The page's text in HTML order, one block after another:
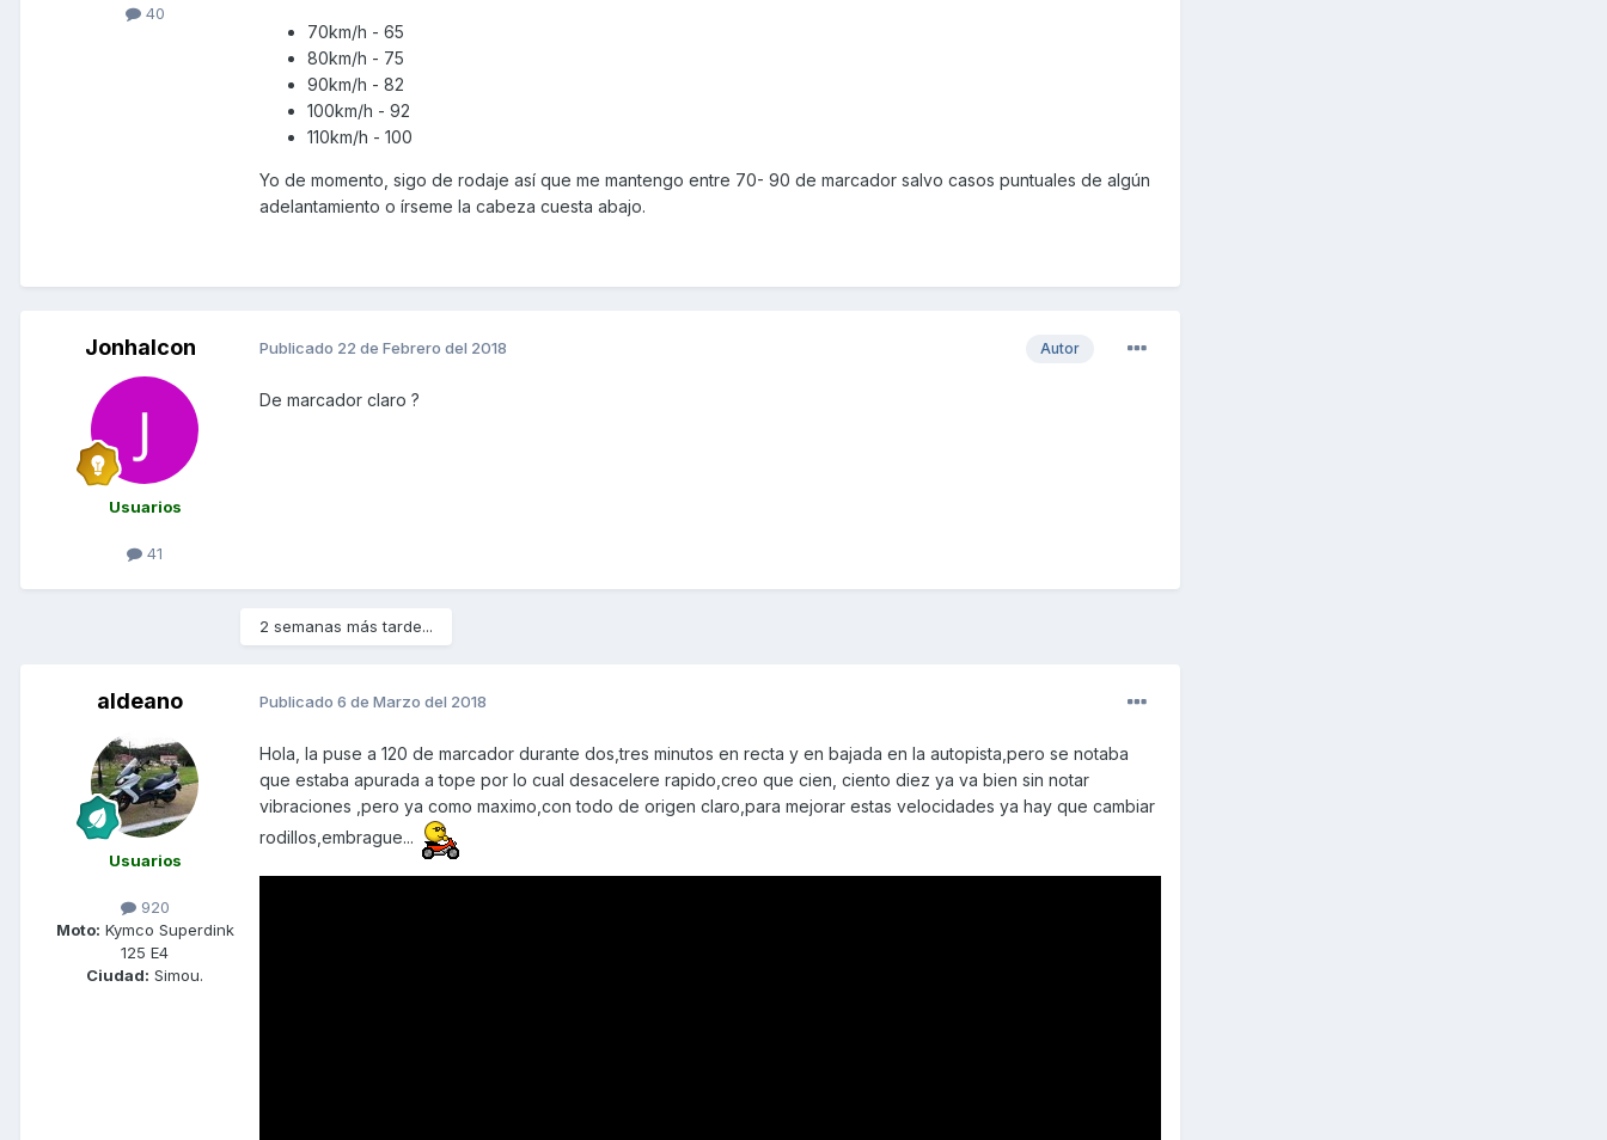
40
70km/h - 65
80km/h - 75
90km/h - 82
100km/h - 92
110km/h - 100
Yo de momento, sigo de rodaje así que me mantengo entre 70- 90 de marcador salvo casos puntuales de algún
adelantamiento o írseme la cabeza cuesta abajo.
Jonhalcon
Usuarios
41
Autor
Publicado 22 de Febrero del 2018
De marcador claro ?
2 semanas más tarde...
aldeano
Usuarios
920
Moto: Kymco Superdink
125 E4
Ciudad: Simou.
Publicado 6 de Marzo del 2018
Hola, la puse a 120 de marcador durante dos,tres minutos en recta y en bajada en la autopista,pero se notaba
que estaba apurada a tope por lo cual desacelere rapido,creo que cien, ciento diez ya va bien sin notar
vibraciones ,pero ya como maximo,con todo de origen claro,para mejorar estas velocidades ya hay que cambiar
rodillos,embrague...